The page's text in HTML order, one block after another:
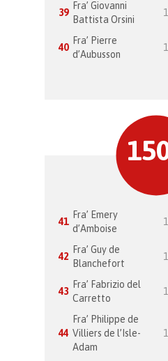
39
Fra’ Giovanni
Battista Orsini
40
Fra’ Pierre
d’Aubusson
41
Fra’ Emery
d’Amboise
42
Fra’ Guy de
Blanchefort
43
Fra’ Fabrizio del
Carretto
44
Fra’ Philippe de
Villiers de l’Isle-
Adam